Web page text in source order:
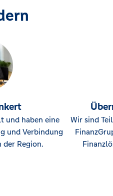
und haben eine
und Verbindung
der Region.
Wir sind